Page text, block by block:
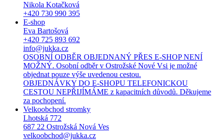
Nikola Kotačková
+420 730 990 395
E-shop
Eva Bartošová
+420 725 893 692
info@jukka.cz
OSOBNÍ ODBĚR OBJEDNANÝ PŘES E-SHOP NENÍ
MOŽNÝ. Osobní odběr v Ostrožské Nové Vsi je možné
objednat pouze výše uvedenou cestou.
OBJEDNÁVKY DO E-SHOPU TELEFONICKOU
CESTOU NEPŘIJÍMÁME z kapacitních důvodů. Děkujeme
za pochopení.
Velkoobchod stromky
Lhotská 772
687 22 Ostrožská Nová Ves
velkoobchod@jukka.cz